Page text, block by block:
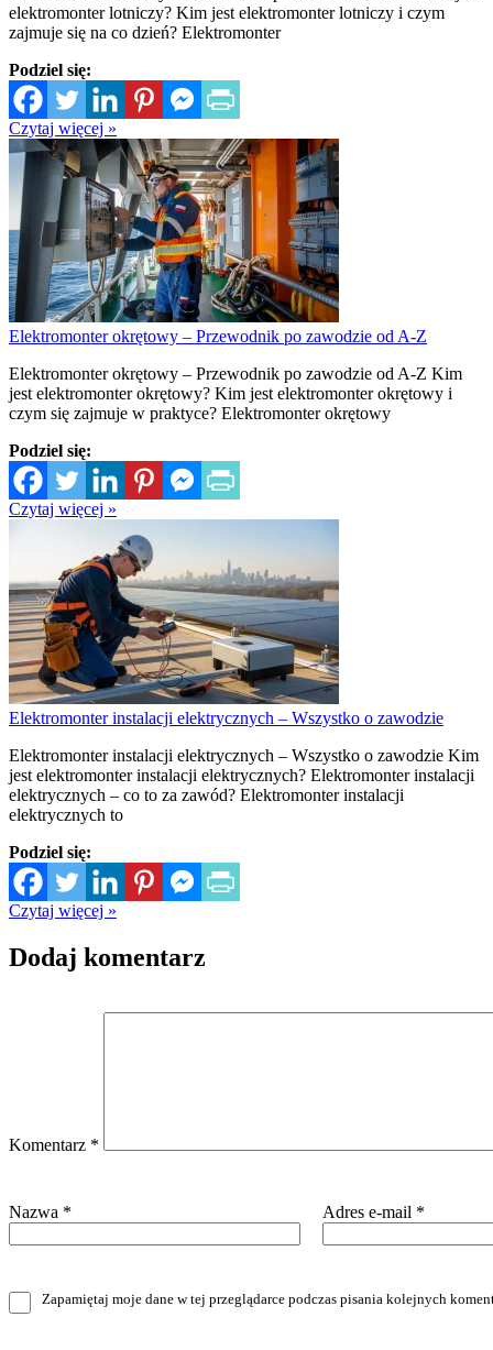
elektromonter lotniczy? Kim jest elektromonter lotniczy i czym
zajmuje się na co dzień? Elektromonter
Podziel się:
Czytaj więcej »
Elektromonter okrętowy – Przewodnik po zawodzie od A-Z
Elektromonter okrętowy – Przewodnik po zawodzie od A-Z Kim
jest elektromonter okrętowy? Kim jest elektromonter okrętowy i
czym się zajmuje w praktyce? Elektromonter okrętowy
Podziel się:
Czytaj więcej »
Elektromonter instalacji elektrycznych – Wszystko o zawodzie
Elektromonter instalacji elektrycznych – Wszystko o zawodzie Kim
jest elektromonter instalacji elektrycznych? Elektromonter instalacji
elektrycznych – co to za zawód? Elektromonter instalacji
elektrycznych to
Podziel się:
Czytaj więcej »
Dodaj komentarz
Komentarz *
Nazwa * Adres e-mail *
Zapamiętaj moje dane w tej przeglądarce podczas pisania kolejnych